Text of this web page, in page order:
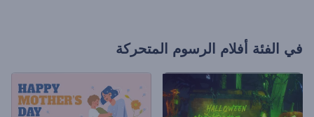
في الفئة أفلام الرسوم المتحركة